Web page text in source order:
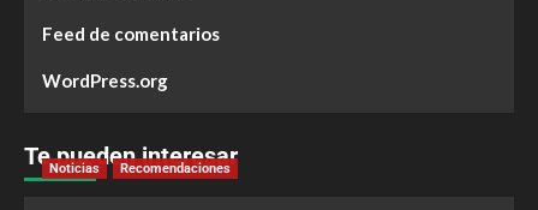
Feed de comentarios
WordPress.org
Te pueden interesar
Noticias Recomendaciones